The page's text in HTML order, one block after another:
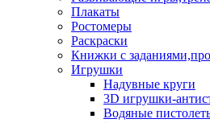
Плакаты
Ростомеры
Раскраски
Книжки с
Игрушки
Надувные круги
3D игрушки-
Водяные